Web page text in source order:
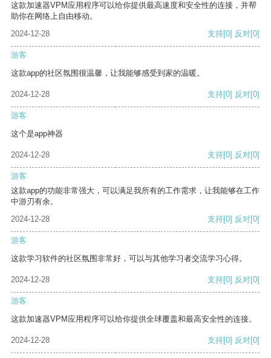
这款加速器VPM应用程序可以给你提供最高速度和安全性的连接，并帮
助你在网络上自由移动。
2024-12-28
支持[0] 反对[0]
游客
这款app的社区氛围很温馨，让我能够感受到家的温暖。
2024-12-28 支持[0] 反对[0]
游客
这个是app神器
2024-12-28 支持[0] 反对[0]
游客
这款app的功能非常强大，可以满足我所有的工作需求，让我能够在工作
中游刃有余。
2024-12-28
支持[0] 反对[0]
游客
这款学习软件的社区氛围非常好，可以与其他学习者交流学习心得。
2024-12-28 支持[0] 反对[0]
游客
这款加速器VPM应用程序可以给你提供全球覆盖和最高安全性的连接。
2024-12-28 支持[0] 反对[0]